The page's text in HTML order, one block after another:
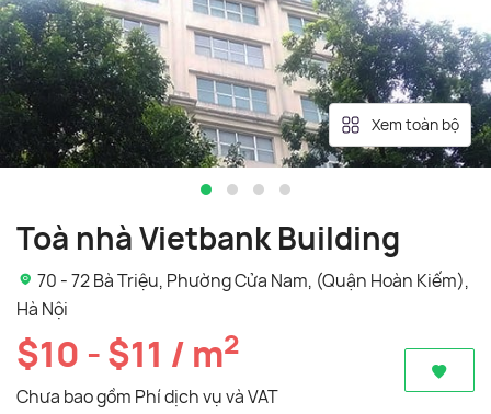
Xem toàn bộ
Toà nhà Vietbank Building
70 - 72 Bà Triệu, Phường Cửa Nam, (Quận Hoàn Kiếm),
Hà Nội
$10 - $11 / m2
Chưa bao gồm Phí dịch vụ và VAT